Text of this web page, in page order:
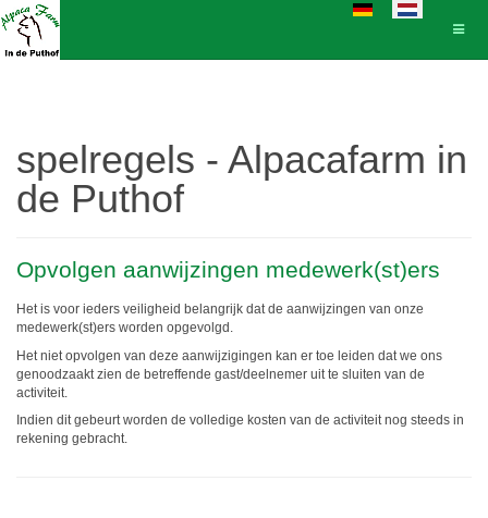
Selecteer de taal
spelregels - Alpacafarm in
de Puthof
Opvolgen aanwijzingen medewerk(st)ers
Het is voor ieders veiligheid belangrijk dat de aanwijzingen van onze
medewerk(st)ers worden opgevolgd.
Het niet opvolgen van deze aanwijzigingen kan er toe leiden dat we ons
genoodzaakt zien de betreffende gast/deelnemer uit te sluiten van de
activiteit.
Indien dit gebeurt worden de volledige kosten van de activiteit nog steeds in
rekening gebracht.